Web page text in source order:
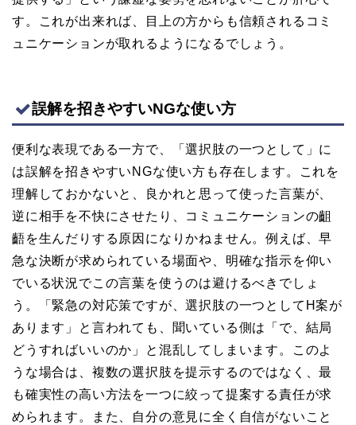
す。これが出来れば、目上の方からも信頼されるコミ
ュニケーションが取れるようになるでしょう。
誤解を招きやすいNGな使い方
便利な表現である一方で、「選択肢の一つとして」に
は誤解を招きやすいNGな使い方も存在します。これを
理解しておかないと、良かれと思って使った言葉が、
逆に相手を不快にさせたり、コミュニケーションの齟
齬を生んだりする原因になりかねません。例えば、早
急な決断が求められている場面や、明確な指示を仰い
でいる状況でこの言葉を使うのは避けるべきでしょ
う。「緊急の対応策ですが、選択肢の一つとしてH案が
あります」と言われても、聞いている側は「で、結局
どうすればいいのか」と混乱してしまいます。このよ
うな場合は、複数の選択肢を提示するのではなく、最
も確実性の高い方法を一つに絞って提案する責任が求
められます。また、自分の意見に全く自信がないこと